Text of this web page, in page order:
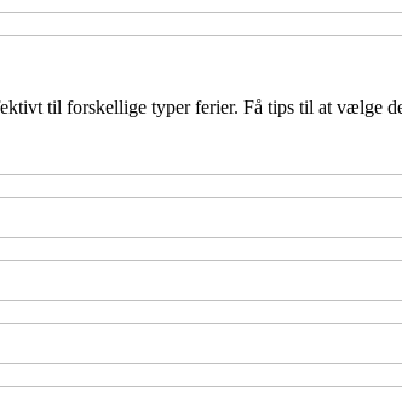
til forskellige typer ferier. Få tips til at vælge